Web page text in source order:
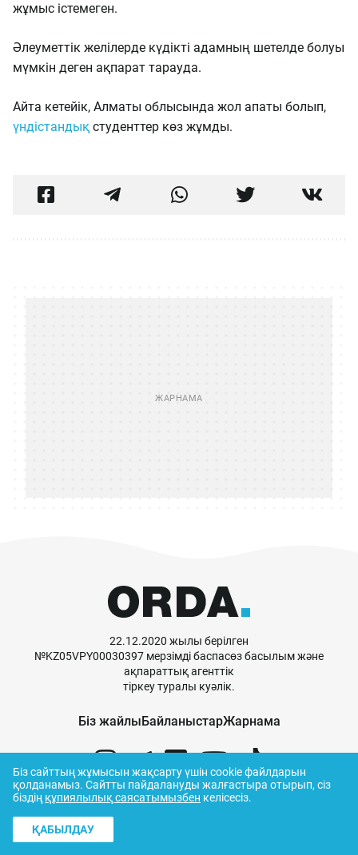
жұмыс істемеген.
Әлеуметтік желілерде күдікті адамның шетелде болуы
мүмкін деген ақпарат тарауда.
Айта кетейік, Алматы облысында жол апаты болып,
үндістандық студенттер көз жұмды.
22.12.2020 жылы берілген
№KZ05VPY00030397 мерзімді баспасөз басылым және
ақпараттық агенттік
тіркеу туралы куәлік.
Біз жайлыБайланыстарЖарнама
© ORDA,2026
Біз сайттың жұмысын жақсарту үшін cookie файлдарын
қолданамыз. Сайтты пайдалануды жалғастыра отырып, сіз
біздің құпиялылық саясатымызбен келісесіз.
ҚАБЫЛДАУ